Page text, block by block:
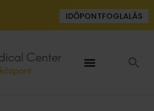
IDŐPONTFOGLALÁS